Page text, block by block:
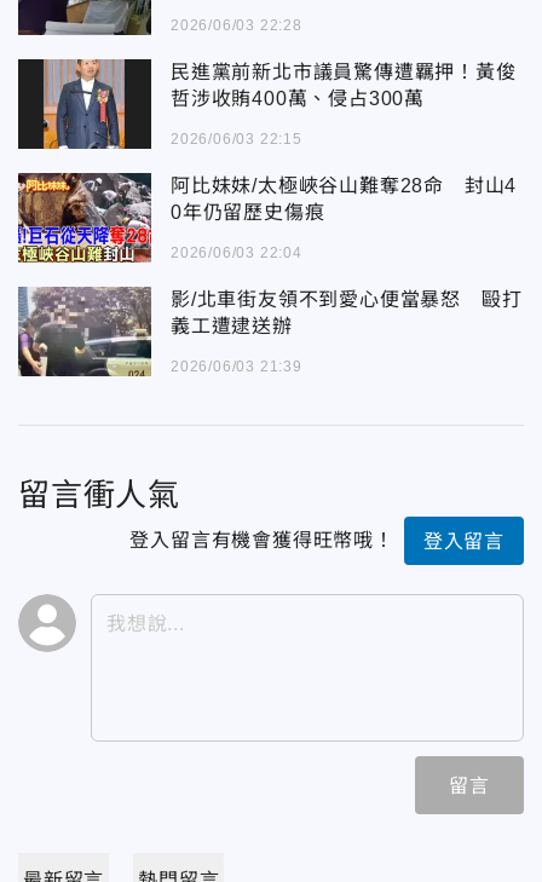
2026/06/03 22:28
民進黨前新北市議員驚傳遭羈押！黃俊
哲涉收賄400萬、侵占300萬
2026/06/03 22:15
阿比妹妹/太極峽谷山難奪28命 封山4
0年仍留歷史傷痕
2026/06/03 22:04
影/北車街友領不到愛心便當暴怒 毆打
義工遭逮送辦
2026/06/03 21:39
留言衝人氣
登入留言有機會獲得旺幣哦！ 登入留言
留言